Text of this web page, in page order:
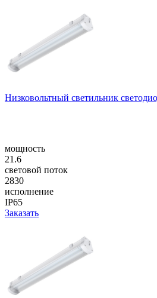
Низковольтный светильник
мощность
21.6
световой поток
2830
исполнение
IP65
Заказать